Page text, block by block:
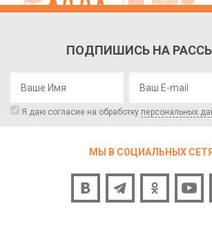
ПОДПИШИСЬ НА
Я даю согласие на обработку персональных
МЫ В СОЦИАЛЬНЫХ